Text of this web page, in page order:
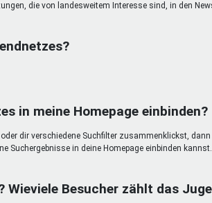
die von landesweitem Interesse sind, in den
in meine Homepage einbinden?
dir verschiedene Suchfilter zusammenklickst,
Suchergebnisse in deine Homepage einbinden
Wieviele Besucher zählt das